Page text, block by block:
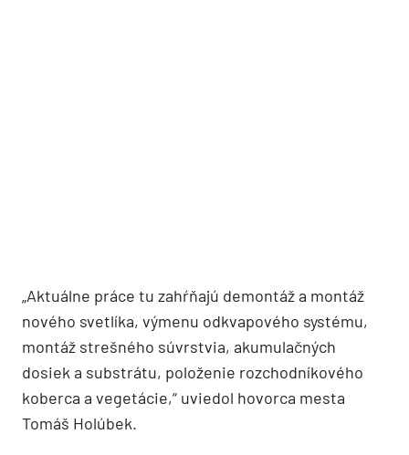
„Aktuálne práce tu zahŕňajú demontáž a montáž
nového svetlíka, výmenu odkvapového systému,
montáž strešného súvrstvia, akumulačných
dosiek a substrátu, položenie rozchodníkového
koberca a vegetácie,“ uviedol hovorca mesta
Tomáš Holúbek.